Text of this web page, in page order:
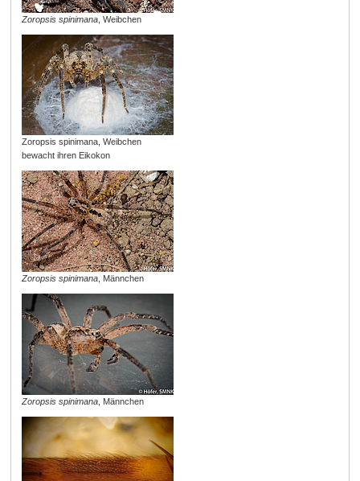
Zoropsis spinimana, Weibchen
Zoropsis spinimana, Weibchen
bewacht ihren Eikokon
Zoropsis spinimana, Männchen
Zoropsis spinimana, Männchen